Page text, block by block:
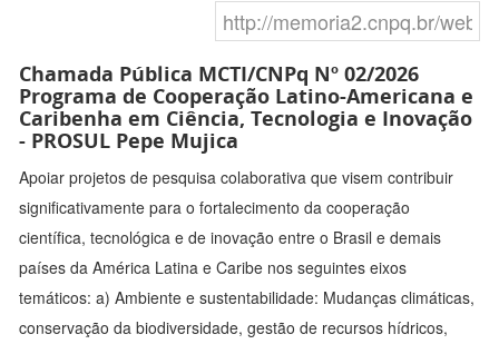
Chamada Pública MCTI/CNPq Nº 02/2026
Programa de Cooperação Latino-Americana e
Caribenha em Ciência, Tecnologia e Inovação
- PROSUL Pepe Mujica
Apoiar projetos de pesquisa colaborativa que visem contribuir
significativamente para o fortalecimento da cooperação
científica, tecnológica e de inovação entre o Brasil e demais
países da América Latina e Caribe nos seguintes eixos
temáticos: a) Ambiente e sustentabilidade: Mudanças climáticas,
conservação da biodiversidade, gestão de recursos hídricos,